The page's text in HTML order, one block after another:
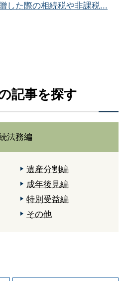
した際の相続税や非課税...
記事を探す
法務編
遺産分割編
成年後見編
特別受益編
その他